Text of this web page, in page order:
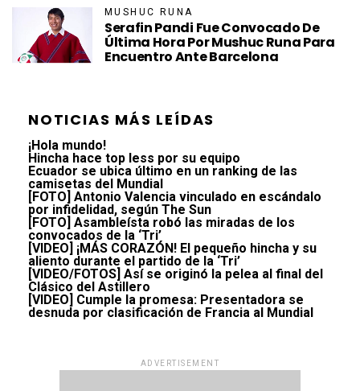
MUSHUC RUNA
Serafin Pandi Fue Convocado De
Última Hora Por Mushuc Runa Para
Encuentro Ante Barcelona
NOTICIAS MÁS LEÍDAS
¡Hola mundo!
Hincha hace top less por su equipo
Ecuador se ubica último en un ranking de las
camisetas del Mundial
[FOTO] Antonio Valencia vinculado en escándalo
por infidelidad, según The Sun
[FOTO] Asambleísta robó las miradas de los
convocados de la ‘Tri’
[VIDEO] ¡MÁS CORAZÓN! El pequeño hincha y su
aliento durante el partido de la ‘Tri’
[VIDEO/FOTOS] Así se originó la pelea al final del
Clásico del Astillero
[VIDEO] Cumple la promesa: Presentadora se
desnuda por clasificación de Francia al Mundial
ADVERTISEMENT